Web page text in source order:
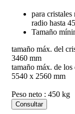
para cristales
radio hasta
Tamaño
tamaño máx. del
3460 mm
tamaño máx. de los
5540 x 2560 mm
Peso neto : 450 kg
Consultar